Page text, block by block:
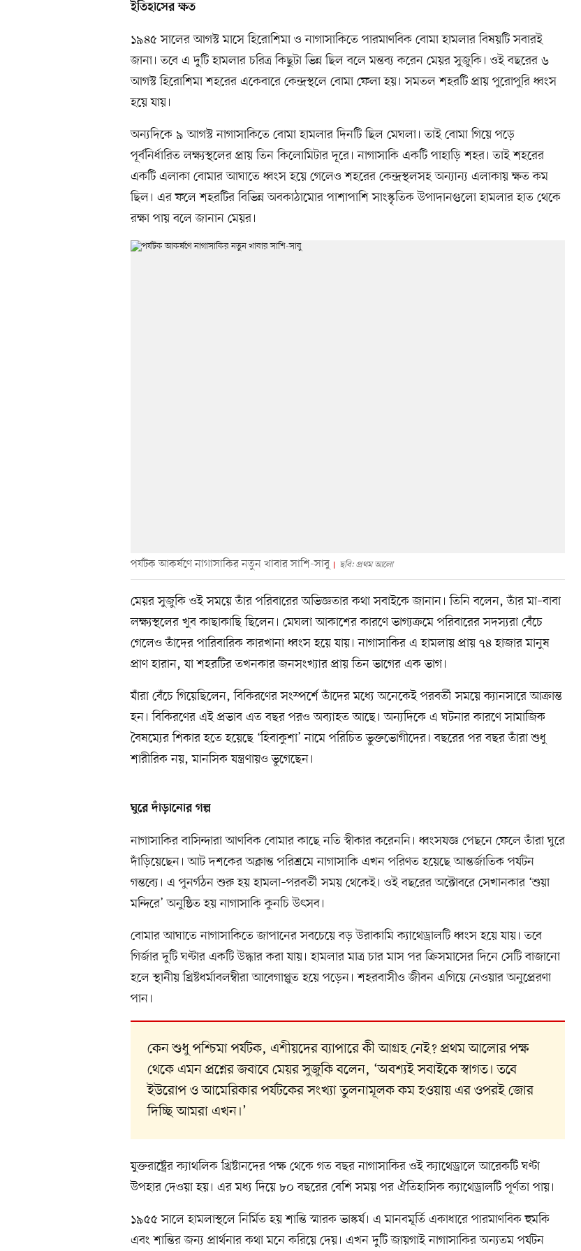
ইতিহাসের ক্ষত
১৯৪৫ সালের আগস্ট মাসে হিরোশিমা ও নাগাসাকিতে পারমাণবিক বোমা হামলার বিষয়টি সবারই
জানা। তবে এ দুটি হামলার চরিত্র কিছুটা ভিন্ন ছিল বলে মন্তব্য করেন মেয়র সুজুকি। ওই বছরের ৬
আগস্ট হিরোশিমা শহরের একেবারে কেন্দ্রস্থলে বোমা ফেলা হয়। সমতল শহরটি প্রায় পুরোপুরি ধ্বংস
হয়ে যায়।
অন্যদিকে ৯ আগস্ট নাগাসাকিতে বোমা হামলার দিনটি ছিল মেঘলা। তাই বোমা গিয়ে পড়ে
পূর্বনির্ধারিত লক্ষ্যস্থলের প্রায় তিন কিলোমিটার দূরে। নাগাসাকি একটি পাহাড়ি শহর। তাই শহরের
একটি এলাকা বোমার আঘাতে ধ্বংস হয়ে গেলেও শহরের কেন্দ্রস্থলসহ অন্যান্য এলাকায় ক্ষত কম
ছিল। এর ফলে শহরটির বিভিন্ন অবকাঠামোর পাশাপাশি সাংস্কৃতিক উপাদানগুলো হামলার হাত থেকে
রক্ষা পায় বলে জানান মেয়র।
পর্যটক আকর্ষণে নাগাসাকির নতুন খাবার সাশি-সাবু ছবি: প্রথম আলো
মেয়র সুজুকি ওই সময়ে তাঁর পরিবারের অভিজ্ঞতার কথা সবাইকে জানান। তিনি বলেন, তাঁর মা–বাবা
লক্ষ্যস্থলের খুব কাছাকাছি ছিলেন। মেঘলা আকাশের কারণে ভাগ্যক্রমে পরিবারের সদস্যরা বেঁচে
গেলেও তাঁদের পারিবারিক কারখানা ধ্বংস হয়ে যায়। নাগাসাকির এ হামলায় প্রায় ৭৪ হাজার মানুষ
প্রাণ হারান, যা শহরটির তখনকার জনসংখ্যার প্রায় তিন ভাগের এক ভাগ।
যাঁরা বেঁচে গিয়েছিলেন, বিকিরণের সংস্পর্শে তাঁদের মধ্যে অনেকেই পরবর্তী সময়ে ক্যানসারে আক্রান্ত
হন। বিকিরণের এই প্রভাব এত বছর পরও অব্যাহত আছে। অন্যদিকে এ ঘটনার কারণে সামাজিক
বৈষম্যের শিকার হতে হয়েছে ‘হিবাকুশা’ নামে পরিচিত ভুক্তভোগীদের। বছরের পর বছর তাঁরা শুধু
শারীরিক নয়, মানসিক যন্ত্রণায়ও ভুগেছেন।
ঘুরে দাঁড়ানোর গল্প
নাগাসাকির বাসিন্দারা আণবিক বোমার কাছে নতি স্বীকার করেননি। ধ্বংসযজ্ঞ পেছনে ফেলে তাঁরা ঘুরে
দাঁড়িয়েছেন। আট দশকের অক্লান্ত পরিশ্রমে নাগাসাকি এখন পরিণত হয়েছে আন্তর্জাতিক পর্যটন
গন্তব্যে। এ পুনর্গঠন শুরু হয় হামলা–পরবর্তী সময় থেকেই। ওই বছরের অক্টোবরে সেখানকার ‘শুয়া
মন্দিরে’ অনুষ্ঠিত হয় নাগাসাকি কুনচি উৎসব।
বোমার আঘাতে নাগাসাকিতে জাপানের সবচেয়ে বড় উরাকামি ক্যাথেড্রালটি ধ্বংস হয়ে যায়। তবে
গির্জার দুটি ঘণ্টার একটি উদ্ধার করা যায়। হামলার মাত্র চার মাস পর ক্রিসমাসের দিনে সেটি বাজানো
হলে স্থানীয় খ্রিষ্টধর্মাবলম্বীরা আবেগাপ্লুত হয়ে পড়েন। শহরবাসীও জীবন এগিয়ে নেওয়ার অনুপ্রেরণা
পান।
কেন শুধু পশ্চিমা পর্যটক, এশীয়দের ব্যাপারে কী আগ্রহ নেই? প্রথম আলোর পক্ষ
থেকে এমন প্রশ্নের জবাবে মেয়র সুজুকি বলেন, ‘অবশ্যই সবাইকে স্বাগত। তবে
ইউরোপ ও আমেরিকার পর্যটকের সংখ্যা তুলনামূলক কম হওয়ায় এর ওপরই জোর
দিচ্ছি আমরা এখন।’
যুক্তরাষ্ট্রের ক্যাথলিক খ্রিষ্টানদের পক্ষ থেকে গত বছর নাগাসাকির ওই ক্যাথেড্রালে আরেকটি ঘণ্টা
উপহার দেওয়া হয়। এর মধ্য দিয়ে ৮০ বছরের বেশি সময় পর ঐতিহাসিক ক্যাথেড্রালটি পূর্ণতা পায়।
১৯৫৫ সালে হামলাস্থলে নির্মিত হয় শান্তি স্মারক ভাস্কর্য। এ মানবমূর্তি একাধারে পারমাণবিক হুমকি
এবং শান্তির জন্য প্রার্থনার কথা মনে করিয়ে দেয়। এখন দুটি জায়গাই নাগাসাকির অন্যতম পর্যটন